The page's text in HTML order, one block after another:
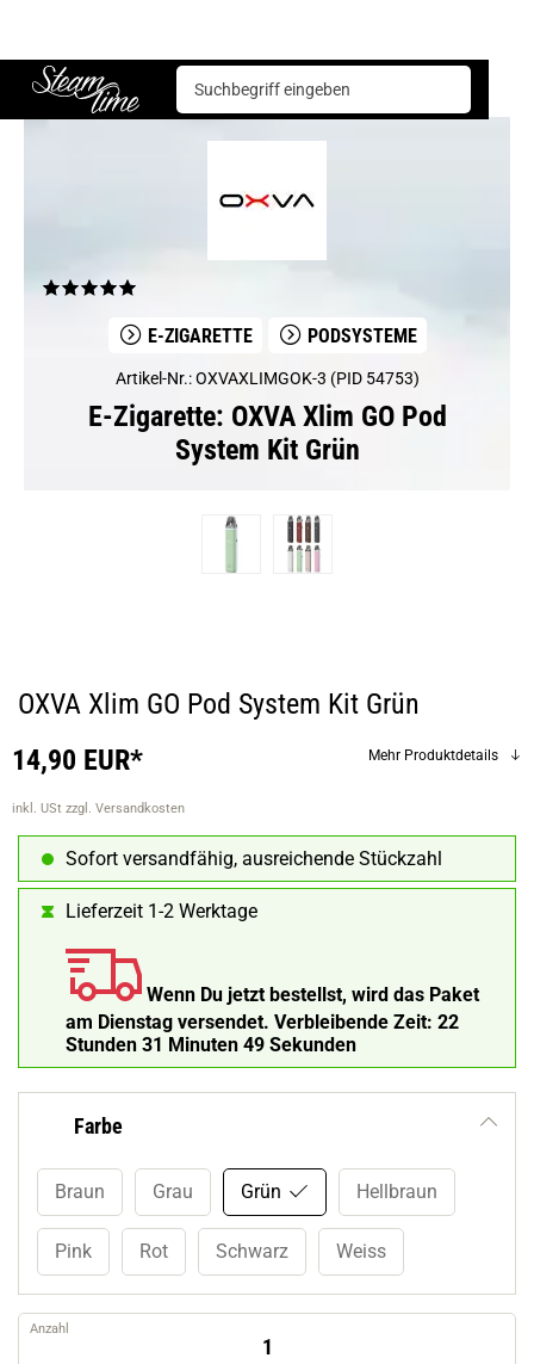
Steam time
E-Zigarette Podsysteme
E-ZIGARETTE PODSYSTEME
Artikel-Nr.: OXVAXLIMGOK-3 (PID 54753)
E-Zigarette: OXVA Xlim GO Pod
System Kit Grün
OXVA Xlim GO Pod System Kit Grün
14,90 EUR*
inkl. USt zzgl. Versandkosten
Mehr Produktdetails
Sofort versandfähig, ausreichende Stückzahl
Lieferzeit 1-2 Werktage
Wenn Du jetzt bestellst, wird das Paket
am Dienstag versendet. Verbleibende Zeit: 22
Stunden 31 Minuten 48 Sekunden
Farbe
Braun Grau Grün Hellbraun
Pink Rot Schwarz Weiss
Anzahl